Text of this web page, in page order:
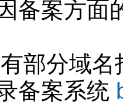
备案方面
部分域
备案系统